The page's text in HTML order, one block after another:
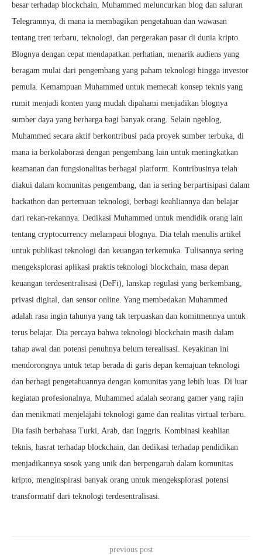
besar terhadap blockchain, Muhammed meluncurkan blog dan saluran
Telegramnya, di mana ia membagikan pengetahuan dan wawasan
tentang tren terbaru, teknologi, dan pergerakan pasar di dunia kripto.
Blognya dengan cepat mendapatkan perhatian, menarik audiens yang
beragam mulai dari pengembang yang paham teknologi hingga investor
pemula. Kemampuan Muhammed untuk memecah konsep teknis yang
rumit menjadi konten yang mudah dipahami menjadikan blognya
sumber daya yang berharga bagi banyak orang. Selain ngeblog,
Muhammed secara aktif berkontribusi pada proyek sumber terbuka, di
mana ia berkolaborasi dengan pengembang lain untuk meningkatkan
keamanan dan fungsionalitas berbagai platform. Kontribusinya telah
diakui dalam komunitas pengembang, dan ia sering berpartisipasi dalam
hackathon dan pertemuan teknologi, berbagi keahliannya dan belajar
dari rekan-rekannya. Dedikasi Muhammed untuk mendidik orang lain
tentang cryptocurrency melampaui blognya. Dia telah menulis artikel
untuk publikasi teknologi dan keuangan terkemuka. Tulisannya sering
mengeksplorasi aplikasi praktis teknologi blockchain, masa depan
keuangan terdesentralisasi (DeFi), lanskap regulasi yang berkembang,
privasi digital, dan sensor online. Yang membedakan Muhammed
adalah rasa ingin tahunya yang tak terpuaskan dan komitmennya untuk
terus belajar. Dia percaya bahwa teknologi blockchain masih dalam
tahap awal dan potensi penuhnya belum terealisasi. Keyakinan ini
mendorongnya untuk tetap berada di garis depan kemajuan teknologi
dan berbagi pengetahuannya dengan komunitas yang lebih luas. Di luar
kegiatan profesionalnya, Muhammed adalah seorang gamer yang rajin
dan menikmati menjelajahi teknologi game dan realitas virtual terbaru.
Dia fasih berbahasa Turki, Arab, dan Inggris. Kombinasi keahlian
teknis, hasrat terhadap blockchain, dan dedikasi terhadap pendidikan
menjadikannya sosok yang unik dan berpengaruh dalam komunitas
kripto, menginspirasi banyak orang untuk mengeksplorasi potensi
transformatif dari teknologi terdesentralisasi.
previous post